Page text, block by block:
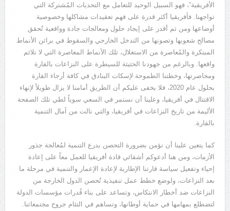
الأفريقية”، فهو السبيل الوحيد للتعامل مع التحديات المُشتركة التي
تواجهنا. فأفريقيا أكثر قدرة على فهم تعقيدات مشاكلها وخصوصية
أوضاعها ومن ثم أقدر على إيجاد حلول ومعالجات جادة وواقعية تُحقق
مصالح شعوبها وتصونها من التدخل الخارجي والسقوط في براثن الأنماط
المبتكرة والمُعاصرة من الاستغلال، تلك الأنماط المعاصرة التي لا تلائم
واقعها. وبالرغم من جهودنا الحثيثة للسيطرة على النزاعات بالقارة
ومحاصرتها، وخطتنا الطموحة لإسكات البنادق في كافة أرجاء القارة
بحلول عام 2020، فلا يخفى عليكم أن الطريق أمامنا لا يزال طويلاً لإنهاء
الاقتتال في أفريقيا، وعلينا أن نستمر في السعي سوياً لطي تلك الصفحة
الأليمة من تاريخ النزاعات في أفريقيا، والتي نالت من آمال التنمية
بالقارة.
كما يتعين علينا أن نؤمن بضرورة التحصن بدرع التنمية لمُعالجة جذور
الأزمات، ومن هنا أدعوكم أشقائي قادة أفريقيا للعمل معاً على إعادة
إحياء وتفعيل سياسة قارتنا الإطارية لإعادة الإعمار والتنمية في مرحلة ما
بعد النزاعات، ولوضع خطط عمل تنفيذية تُحصن الدول الخارجة من
النزاعات ضد أخطار الانتكاس، وتساعد على بناء قُدرات مؤسسات الدولة
لتضطلع بمهامها في حماية أوطانها، وتساهم في التئام جروح مجتمعاتنا.